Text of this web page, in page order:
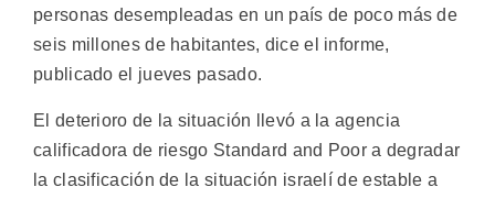
personas desempleadas en un país de poco más de
seis millones de habitantes, dice el informe,
publicado el jueves pasado.
El deterioro de la situación llevó a la agencia
calificadora de riesgo Standard and Poor a degradar
la clasificación de la situación israelí de estable a